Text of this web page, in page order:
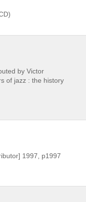
by Victor
of jazz : the history
1997, p1997